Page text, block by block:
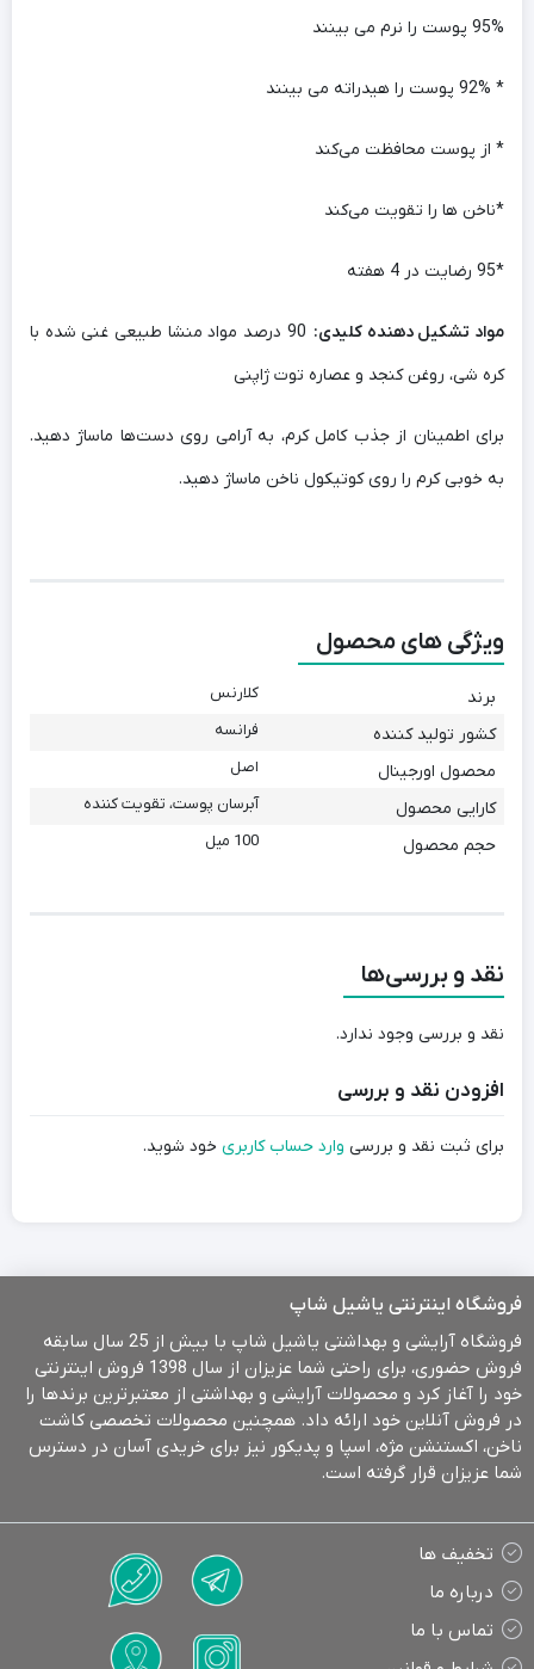
95% پوست را نرم می بینند
* 92% پوست را هیدراته می بینند
* از پوست محافظت می‌کند
*ناخن ها را تقویت می‌کند
*95 رضایت در 4 هفته
مواد تشکیل دهنده کلیدی:
90 درصد مواد منشا طبیعی غنی شده با
کره شی، روغن کنجد و عصاره توت ژاپنی
برای اطمینان از جذب کامل کرم، به آرامی روی دست‌ها ماساژ دهید.
به خوبی کرم را روی کوتیکول ناخن ماساژ دهید.
ویژگی های محصول
برند کلارنس
کشور تولید کننده فرانسه
محصول اورجینال اصل
کارایی محصول آبرسان پوست، تقویت کننده
حجم محصول 100 میل
نقد و بررسی‌ها
نقد و بررسی وجود ندارد.
افزودن نقد و بررسی
برای ثبت نقد و بررسی وارد حساب کاربری خود شوید.
فروشگاه اینترنتی یاشیل شاپ
فروشگاه آرایشی و بهداشتی یاشیل شاپ با بیش از 25 سال سابقه
فروش حضوری، برای راحتی شما عزیزان از سال 1398 فروش اینترنتی
خود را آغاز کرد و محصولات آرایشی و بهداشتی از معتبرترین برندها را
در فروش آنلاین خود ارائه داد. همچنین محصولات تخصصی کاشت
ناخن، اکستنشن مژه، اسپا و پدیکور نیز برای خریدی آسان در دسترس
شما عزیزان قرار گرفته است.
تخفیف ها
درباره ما
تماس با ما